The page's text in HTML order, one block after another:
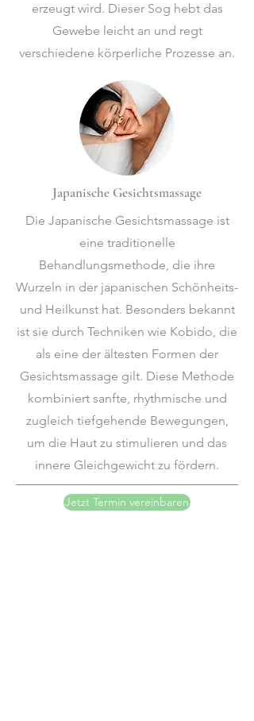
erzeugt wird. Dieser Sog hebt das
Gewebe leicht an und regt
verschiedene körperliche Prozesse an.
Japanische Gesichtsmassage
Die Japanische Gesichtsmassage ist
eine traditionelle
Behandlungsmethode, die ihre
Wurzeln in der japanischen Schönheits-
und Heilkunst hat. Besonders bekannt
ist sie durch Techniken wie Kobido, die
als eine der ältesten Formen der
Gesichtsmassage gilt. Diese Methode
kombiniert sanfte, rhythmische und
zugleich tiefgehende Bewegungen,
um die Haut zu stimulieren und das
innere Gleichgewicht zu fördern.
Jetzt Termin vereinbaren